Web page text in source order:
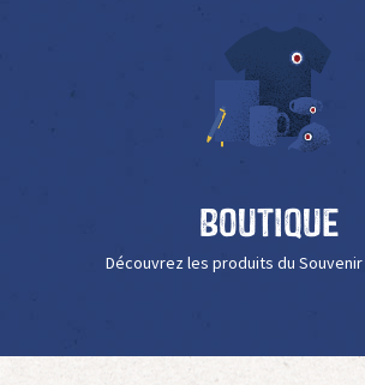
Boutique
Découvrez les produits du Souvenir